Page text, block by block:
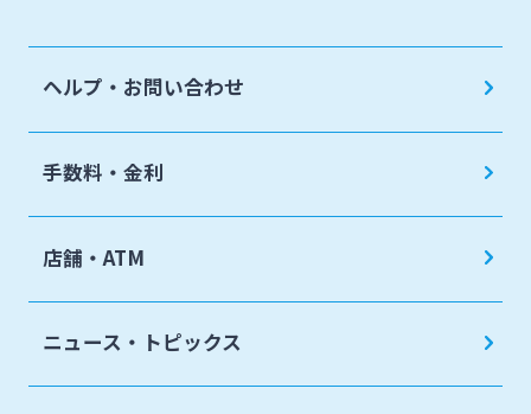
ヘルプ・お問い合わせ
手数料・金利
店舗・ATM
ニュース・トピックス